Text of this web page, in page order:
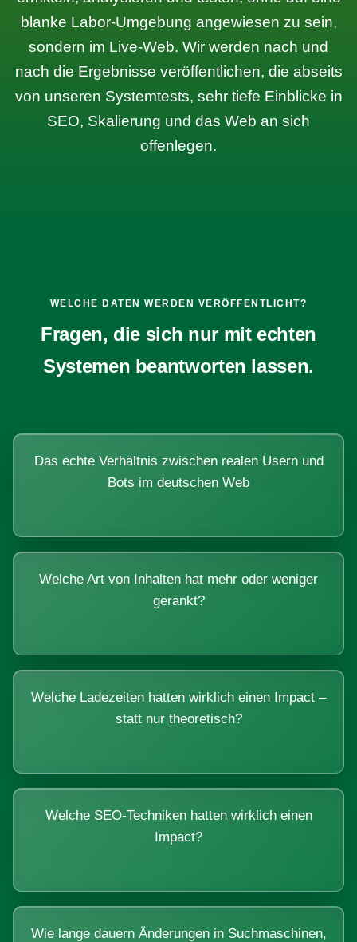
blanke Labor-Umgebung angewiesen zu sein,
sondern im Live-Web. Wir werden nach und
nach die Ergebnisse veröffentlichen, die abseits
von unseren Systemtests, sehr tiefe Einblicke in
SEO, Skalierung und das Web an sich
offenlegen.
WELCHE DATEN WERDEN VERÖFFENTLICHT?
Fragen, die sich nur mit echten
Systemen beantworten lassen.
Das echte Verhältnis zwischen realen Usern und
Bots im deutschen Web
Welche Art von Inhalten hat mehr oder weniger
gerankt?
Welche Ladezeiten hatten wirklich einen Impact –
statt nur theoretisch?
Welche SEO-Techniken hatten wirklich einen
Impact?
Wie lange dauern Änderungen in Suchmaschinen,